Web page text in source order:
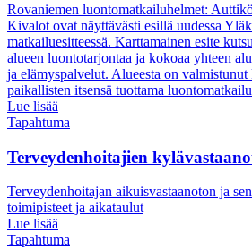
Rovaniemen luontomatkailuhelmet:
Kivalot ovat näyttävästi esillä uudessa
matkailuesitteessä. Karttamainen esite
alueen luontotarjontaa ja kokoaa yhteen
ja elämyspalvelut. Alueesta on valmistunut
paikallisten itsensä tuottama
Lue lisää
Tapahtuma
Terveydenhoitajien
Terveydenhoitajan aikuisvastaanoton ja
toimipisteet ja aikataulut
Lue lisää
Tapahtuma